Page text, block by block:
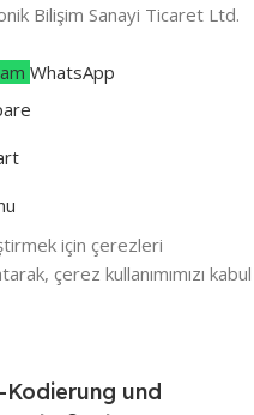
Bilişim Sanayi Ticaret Ltd.
WhatsApp
için çerezleri
çerez kullanımımızı kabul
Kodierung und